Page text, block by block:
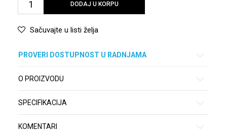
DODAJ U KORPU
Sačuvajte u listi želja
PROVERI DOSTUPNOST U RADNJAMA
O PROIZVODU
SPECIFIKACIJA
KOMENTARI